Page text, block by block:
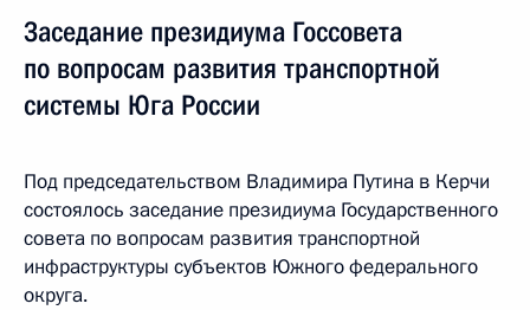
Заседание президиума Госсовета
по вопросам развития транспортной
системы Юга России
Под председательством Владимира Путина в Керчи
состоялось заседание президиума Государственного
совета по вопросам развития транспортной
инфраструктуры субъектов Южного федерального
округа.